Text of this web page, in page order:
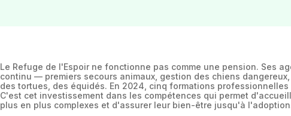
Le Refuge de l'Espoir ne fonctionne pas comme une pension. Ses
continu — premiers secours animaux, gestion des chiens
des tortues, des équidés. En 2024, cinq formations
C'est cet investissement dans les compétences qui permet
plus en plus complexes et d'assurer leur bien-être jusqu'à